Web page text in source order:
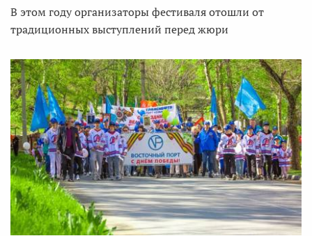
В этом году организаторы фестиваля отошли от
традиционных выступлений перед жюри